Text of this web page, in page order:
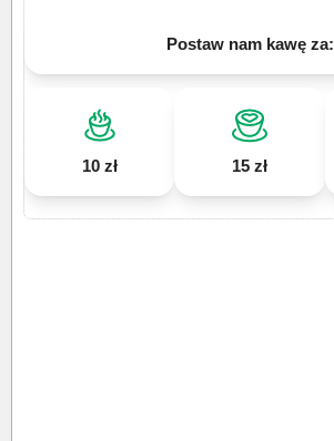
Postaw nam kawę za:
10 zł 15 zł